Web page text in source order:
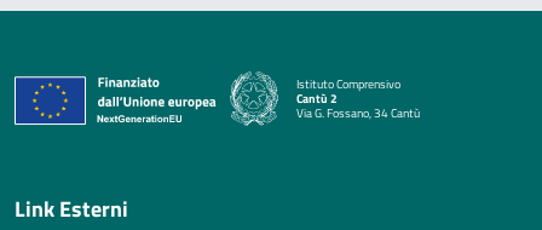
Istituto Comprensivo
Cantù 2
Via G. Fossano, 34 Cantù
— Visita la pagina iniziale della scuola
Link Esterni